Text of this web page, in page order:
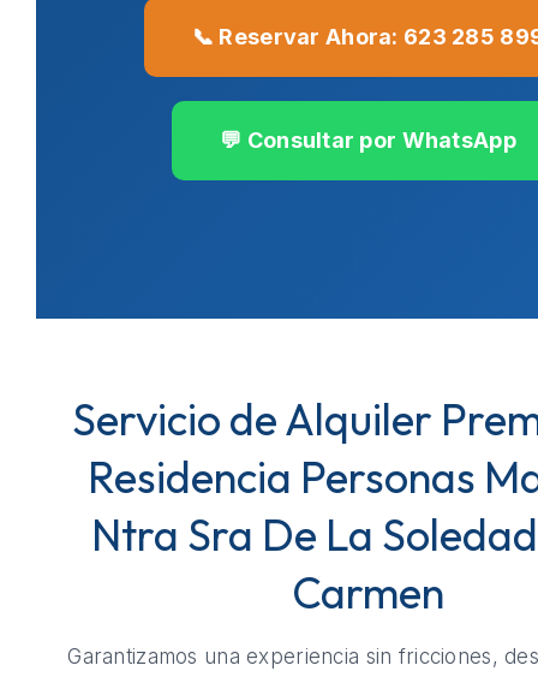
📞 Reservar Ahora: 623 285
💬 Consultar por WhatsApp
Servicio de Alquiler
Residencia Personas
Ntra Sra De La
Carmen
Garantizamos una experiencia sin fricciones,